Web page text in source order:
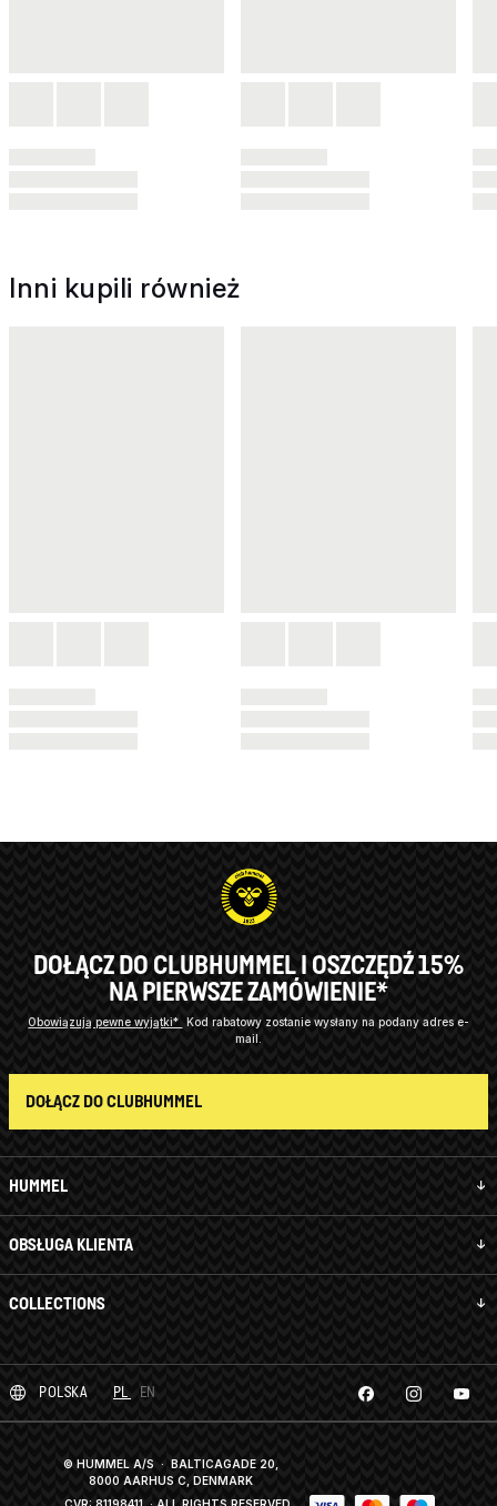
Inni kupili również
HUMMEL
OBSŁUGA KLIENTA
COLLECTIONS
DOŁĄCZ DO CLUBHUMMEL I OSZCZĘDŹ 15%
NA PIERWSZE ZAMÓWIENIE*
Obowiązują pewne wyjątki*
Kod rabatowy zostanie wysłany na podany adres e-
mail.
DOŁĄCZ DO CLUBHUMMEL
POLSKA PL EN
© HUMMEL A/S · BALTICAGADE 20,
8000 AARHUS C, DENMARK
CVR: 81198411 · ALL RIGHTS RESERVED